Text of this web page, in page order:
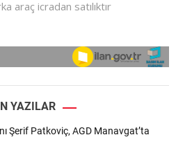
YAZILAR
Şerif Patkoviç, AGD Manavgat’ta